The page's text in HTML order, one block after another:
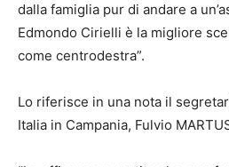
dalla famiglia pur di andare a
Edmondo Cirielli è la migliore
come centrodestra”.
Lo riferisce in una nota il
Italia in Campania, Fulvio